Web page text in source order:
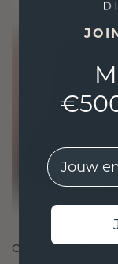
ONTWORPEN
EMail